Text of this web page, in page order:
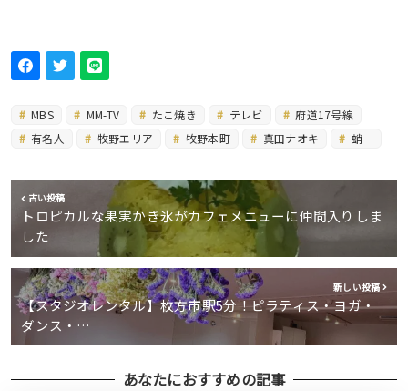
MBS MM-TV たこ焼き テレビ
府道17号線
有名人
牧野エリア 牧野本町 真田ナオキ 蛸一
古い投稿
トロピカルな果実かき氷がカフェメニューに仲間入りしま
した
新しい投稿
【スタジオレンタル】枚方市駅5分！ピラティス・ヨガ・
ダンス・…
あなたにおすすめの記事